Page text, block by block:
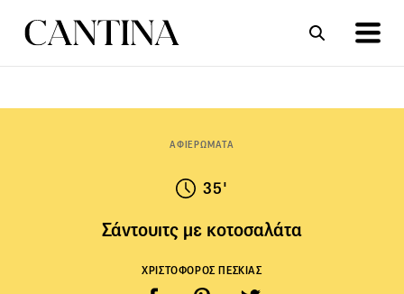
ΑΦΙΕΡΩΜΑΤΑ
35'
Σάντουιτς με κοτοσαλάτα
ΧΡΙΣΤΟΦΟΡΟΣ ΠΕΣΚΙΑΣ